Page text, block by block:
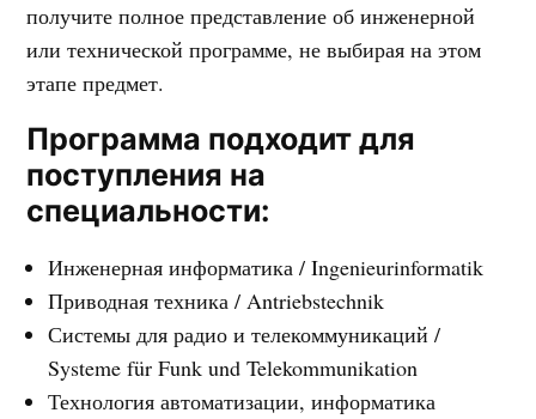
получите полное представление об инженерной
или технической программе, не выбирая на этом
этапе предмет.
Программа подходит для
поступления на
специальности:
Инженерная информатика / Ingenieurinformatik
Приводная техника / Antriebstechnik
Системы для радио и телекоммуникаций /
Systeme für Funk und Telekommunikation
Технология автоматизации, информатика